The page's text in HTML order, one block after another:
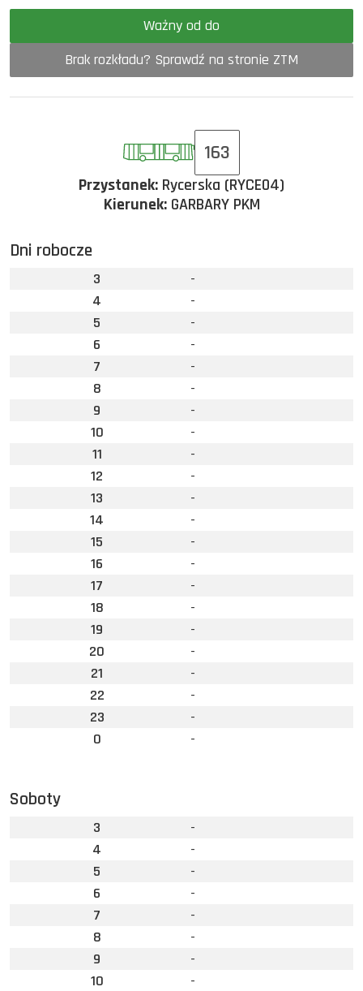
Ważny od do
Brak rozkładu? Sprawdź na stronie ZTM
163
Przystanek: Rycerska (RYCE04)
Kierunek:GARBARY PKM
Dni robocze
3
-
4
-
5
-
6
-
7
-
8
-
9
-
10
-
11
-
12
-
13
-
14
-
15
-
16
-
17
-
18
-
19
-
20
-
21
-
22
-
23
-
0
-
Soboty
3
-
4
-
5
-
6
-
7
-
8
-
9
-
10
-